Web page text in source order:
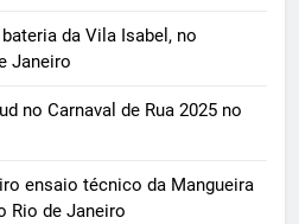
da Vila Isabel, no
Janeiro
no Carnaval de Rua 2025 no
ensaio técnico da Mangueira
Rio de Janeiro